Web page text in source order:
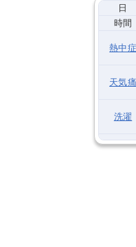
日
時間
熱中症
天気痛
洗濯